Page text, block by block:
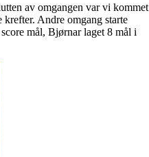
av omgangen var vi kommet
Andre omgang starte
mål, Bjørnar laget 8 mål i